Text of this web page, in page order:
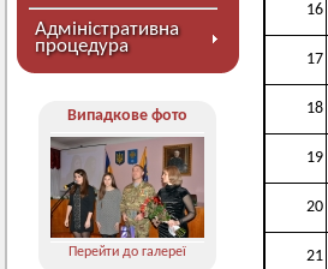
Адміністративна
процедура
Випадкове фото
Перейти до галереї
16
17
18
19
20
21